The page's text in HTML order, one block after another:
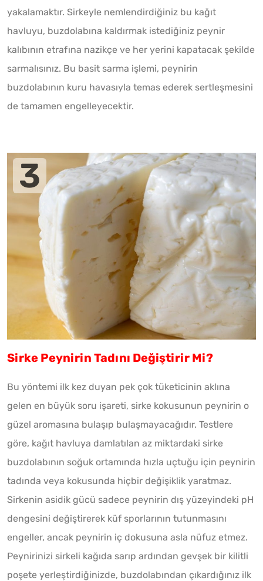
yakalamaktır. Sirkeyle nemlendirdiğiniz bu kağıt
havluyu, buzdolabına kaldırmak istediğiniz peynir
kalıbının etrafına nazikçe ve her yerini kapatacak şekilde
sarmalısınız. Bu basit sarma işlemi, peynirin
buzdolabının kuru havasıyla temas ederek sertleşmesini
de tamamen engelleyecektir.
Sirke Peynirin Tadını Değiştirir Mi?
Bu yöntemi ilk kez duyan pek çok tüketicinin aklına
gelen en büyük soru işareti, sirke kokusunun peynirin o
güzel aromasına bulaşıp bulaşmayacağıdır. Testlere
göre, kağıt havluya damlatılan az miktardaki sirke
buzdolabının soğuk ortamında hızla uçtuğu için peynirin
tadında veya kokusunda hiçbir değişiklik yaratmaz.
Sirkenin asidik gücü sadece peynirin dış yüzeyindeki pH
dengesini değiştirerek küf sporlarının tutunmasını
engeller, ancak peynirin iç dokusuna asla nüfuz etmez.
Peynirinizi sirkeli kağıda sarıp ardından gevşek bir kilitli
poşete yerleştirdiğinizde, buzdolabından çıkardığınız ilk